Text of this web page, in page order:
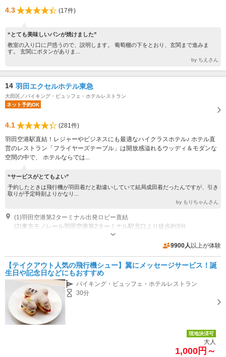
4.3 (17件)
“とても美味しいパンが焼けました”
教室の入り口に戸惑うので、説明します。 葡萄棚の下をとおり、玄関まで進みま
す。 玄関にボタンがありま...
by ちえさん
14 羽田エクセルホテル東急
大田区／バイキング・ビュッフェ・ホテルレストラン
ネット予約OK
4.1
(281件)
羽田空港駅直結！レジャーやビジネスにも最適なハイクラスホテル♪ ホテル直
営のレストラン「フライヤーズテーブル」は開放感溢れるウッディ＆モダンな
空間の中で、 ホテルならでは...
“サービスがとてもよい”
予約したときは飛行機が羽田着だと勘違いしていて結局成田着だったんですが、引き
取りが予定時刻よりかなり...
by もりちゃんさん
(1)羽田空港第2ターミナル出発ロビー直結
(2)東京モノレール羽田空港第2ターミナル駅北口より徒歩約3分
朝 05：00～10：00（LO：9：30）和洋ブッフェ 昼 11：30～15：
9900人 以上が体験
【テイクアウト人気の飛行機シュー】翼にメッセージサービス！誕
生日や記念日などにもおすすめ
バイキング・ビュッフェ・ホテルレストラン
30分
現地決済可
大人
1,000円～